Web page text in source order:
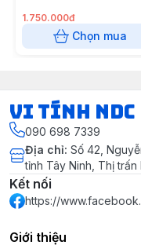
Phù hợp mô hình
1.750.000đ
Chọn mua
VI TÍNH NDC
090 698 7339
Địa chỉ: Số 42,
tỉnh Tây Ninh, Thị
Kết nối
https://
Giới thiệu